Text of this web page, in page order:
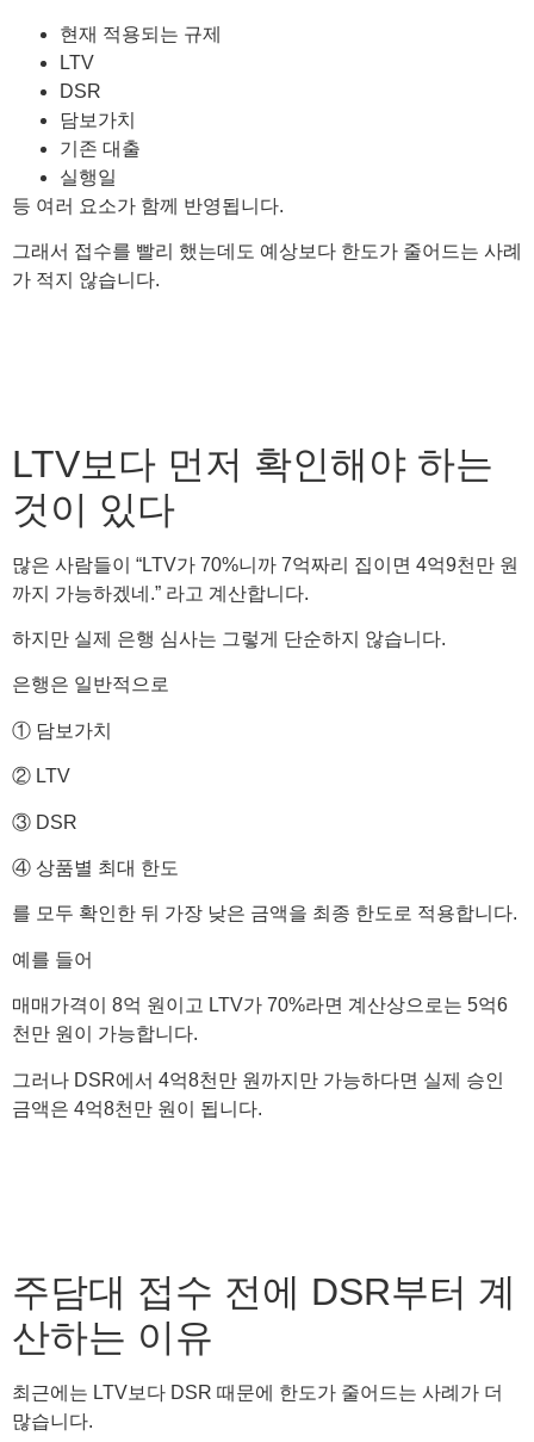
현재 적용되는 규제
LTV
DSR
담보가치
기존 대출
실행일
등 여러 요소가 함께 반영됩니다.
그래서 접수를 빨리 했는데도 예상보다 한도가 줄어드는 사례
가 적지 않습니다.
LTV보다 먼저 확인해야 하는
것이 있다
많은 사람들이 “LTV가 70%니까 7억짜리 집이면 4억9천만 원
까지 가능하겠네.” 라고 계산합니다.
하지만 실제 은행 심사는 그렇게 단순하지 않습니다.
은행은 일반적으로
① 담보가치
② LTV
③ DSR
④ 상품별 최대 한도
를 모두 확인한 뒤 가장 낮은 금액을 최종 한도로 적용합니다.
예를 들어
매매가격이 8억 원이고 LTV가 70%라면 계산상으로는 5억6
천만 원이 가능합니다.
그러나 DSR에서 4억8천만 원까지만 가능하다면 실제 승인
금액은 4억8천만 원이 됩니다.
주담대 접수 전에 DSR부터 계
산하는 이유
최근에는 LTV보다 DSR 때문에 한도가 줄어드는 사례가 더
많습니다.